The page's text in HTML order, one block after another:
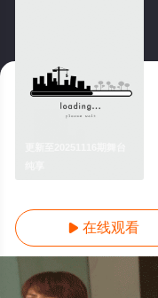
 在线观看